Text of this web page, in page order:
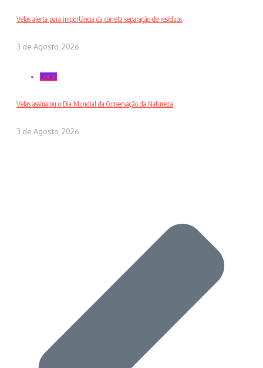
Velas alerta para importância da correta separação de resíduos
3 de Agosto, 2026
Local
Velas assinalou o Dia Mundial da Conservação da Natureza
3 de Agosto, 2026